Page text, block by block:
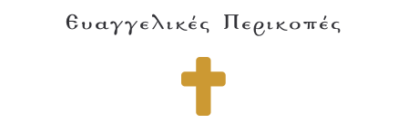
Ευαγγελικές Περικοπές